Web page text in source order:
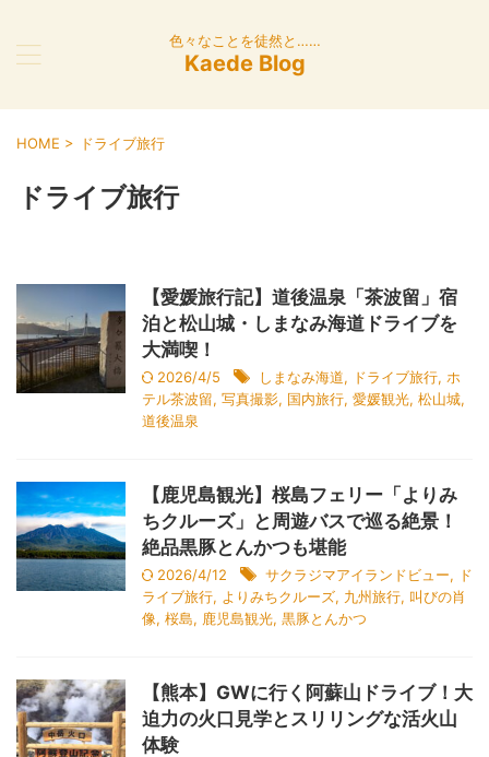
色々なことを徒然と……
Kaede Blog
HOME > ドライブ旅行
ドライブ旅行
【愛媛旅行記】道後温泉「茶波留」宿
泊と松山城・しまなみ海道ドライブを
大満喫！
2026/4/5 しまなみ海道, ドライブ旅行, ホ
テル茶波留, 写真撮影, 国内旅行, 愛媛観光, 松山城,
道後温泉
【鹿児島観光】桜島フェリー「よりみ
ちクルーズ」と周遊バスで巡る絶景！
絶品黒豚とんかつも堪能
2026/4/12 サクラジマアイランドビュー, ド
ライブ旅行, よりみちクルーズ, 九州旅行, 叫びの肖
像, 桜島, 鹿児島観光, 黒豚とんかつ
【熊本】GWに行く阿蘇山ドライブ！大
迫力の火口見学とスリリングな活火山
体験